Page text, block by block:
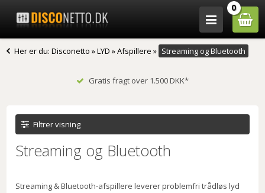
0
Her er du:Disconetto »LYD »Afspillere » Streaming og Bluetooth
Gratis fragt over 1.500 DKK*
Filtrer visning
Streaming og Bluetooth
Streaming & Bluetooth-afspillere leverer problemfri trådløs lyd